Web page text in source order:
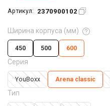
Артикул: 2370900102
Ширина корпуса (мм)
450 500 600
Серия
YouBoxx Arena classic
Тип